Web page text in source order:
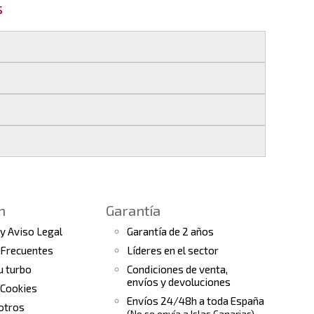
finales.
continuación).
condiciones generalespara más
del pedido para que puedas
Aviso Legal
turbo
Garantía
Garantía de 2 años
Líderes en el sector
Condiciones de venta,
envíos y devoluciones
Envíos 24/48h a toda España